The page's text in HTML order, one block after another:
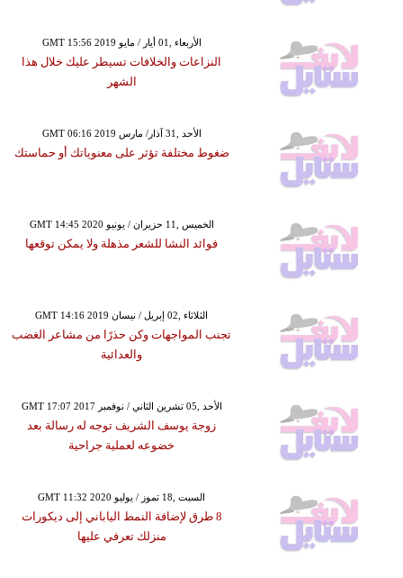
GMT 15:56 2019 الأربعاء ,01 أيار / مايو
النزاعات والخلافات تسيطر عليك خلال هذا
الشهر
GMT 06:16 2019 الأحد ,31 آذار/ مارس
ضغوط مختلفة تؤثر على معنوياتك أو حماستك
GMT 14:45 2020 الخميس ,11 حزيران / يونيو
فوائد النشا للشعر مذهلة ولا يمكن توقعها
GMT 14:16 2019 الثلاثاء ,02 إبريل / نيسان
تجنب المواجهات وكن حذرًا من مشاعر الغضب
والعدائية
GMT 17:07 2017 الأحد ,05 تشرين الثاني / نوفمبر
زوجة يوسف الشريف توجه له رسالة بعد
خضوعه لعملية جراحية
GMT 11:32 2020 السبت ,18 تموز / يوليو
8 طرق لإضافة النمط الياباني إلى ديكورات
منزلك تعرفي عليها